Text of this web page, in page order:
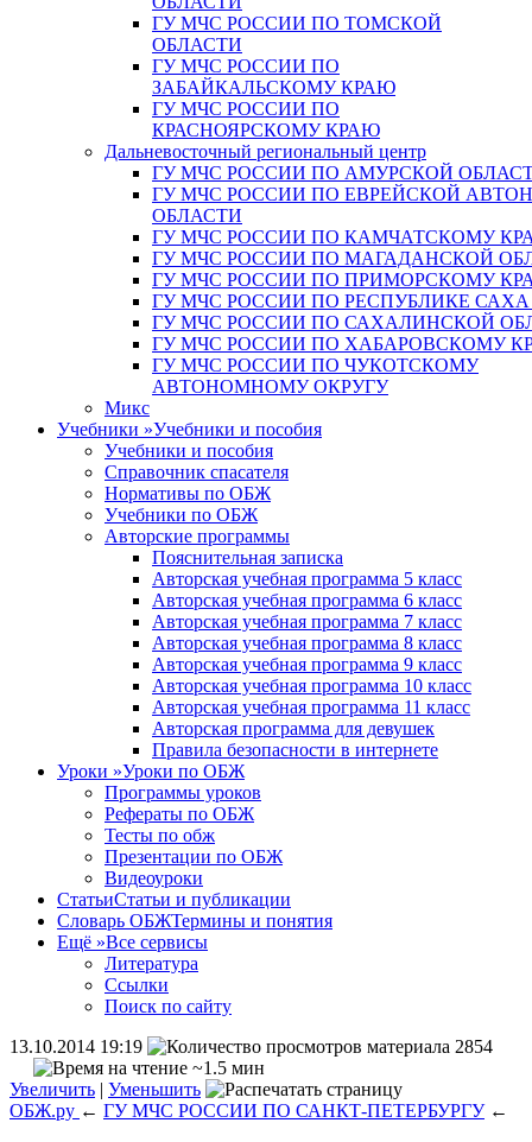
ГУ МЧС РОССИИ ПО ТОМСКОЙ
ОБЛАСТИ
ГУ МЧС РОССИИ ПО
ЗАБАЙКАЛЬСКОМУ КРАЮ
ГУ МЧС РОССИИ ПО
КРАСНОЯРСКОМУ КРАЮ
Дальневосточный региональный центр
ГУ МЧС РОССИИ ПО АМУРСКОЙ
ГУ МЧС РОССИИ ПО ЕВРЕЙСКОЙ
ОБЛАСТИ
ГУ МЧС РОССИИ ПО КАМЧАТСКОМУ
ГУ МЧС РОССИИ ПО МАГАДАНСКОЙ
ГУ МЧС РОССИИ ПО ПРИМОРСКОМУ
ГУ МЧС РОССИИ ПО РЕСПУБЛИКЕ
ГУ МЧС РОССИИ ПО САХАЛИНСКОЙ
ГУ МЧС РОССИИ ПО ХАБАРОВСКОМУ
ГУ МЧС РОССИИ ПО ЧУКОТСКОМУ
АВТОНОМНОМУ ОКРУГУ
Микс
Учебники »Учебники и пособия
Учебники и пособия
Справочник спасателя
Нормативы по ОБЖ
Учебники по ОБЖ
Авторские программы
Пояснительная записка
Авторская учебная программа 5 класс
Авторская учебная программа 6 класс
Авторская учебная программа 7 класс
Авторская учебная программа 8 класс
Авторская учебная программа 9 класс
Авторская учебная программа 10 класс
Авторская учебная программа 11 класс
Авторская программа для девушек
Правила безопасности в интернете
Уроки »Уроки по ОБЖ
Программы уроков
Рефераты по ОБЖ
Тесты по обж
Презентации по ОБЖ
Видеоуроки
СтатьиСтатьи и публикации
Словарь ОБЖТермины и понятия
Ещё »Все сервисы
Литература
Ссылки
Поиск по сайту
13.10.2014 19:19
2854
~1.5 мин
Увеличить | Уменьшить
ОБЖ.ру ← ГУ МЧС РОССИИ ПО САНКТ-ПЕТЕРБУРГУ←